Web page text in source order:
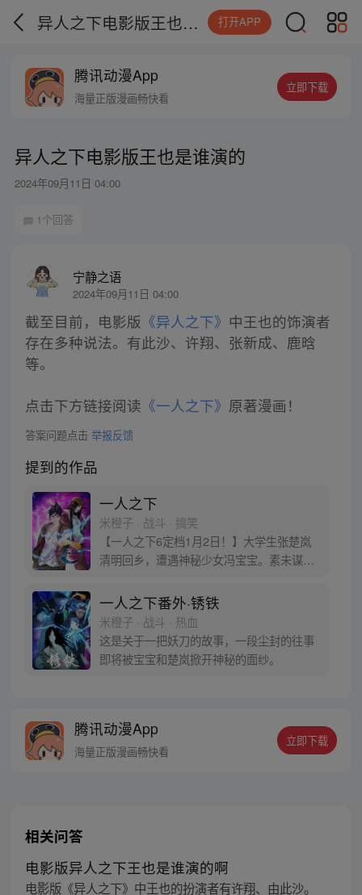
异人之下电影版王也是谁演的 打开APP
腾讯动漫App
海量正版漫画畅快看
立即下载
异人之下电影版王也是谁演的
2024年09月11日 04:00
1个回答
宁静之语
2024年09月11日 04:00
截至目前，电影版 《异人之下》 中王也的饰演者
存在多种说法。有此沙、许翔、张新成、鹿晗
等。
点击下方链接阅读 《一人之下》 原著漫画！
答案问题点击 举报反馈
提到的作品
一人之下
米橙子 · 战斗 · 搞笑
【一人之下6定档1月2日！】大学生张楚岚
清明回乡，遭遇神秘少女冯宝宝。素未谋面
自己打工的快递公司。为了帮冯宝宝寻找她
的身世，也为了查清自己与爷爷身上的秘
密，张楚岚的生活被彻底颠覆，与冯宝宝一
同踏上“异人”之旅。
一人之下番外·锈铁
米橙子 · 战斗 · 热血
这是关于一把妖刀的故事，一段尘封的往事
即将被宝宝和楚岚掀开神秘的面纱。
腾讯动漫App
海量正版漫画畅快看
立即下载
相关问答
电影版异人之下王也是谁演的啊
电影版《异人之下》中王也的扮演者有许翔、由此沙。